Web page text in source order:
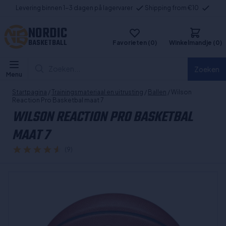
Levering binnen 1-3 dagen på lagervarer Shipping from €10
NORDIC
BASKETBALL Favorieten (0) Winkelmandje (0)
Menu
Startpagina / Trainingsmateriaal en uitrusting / Ballen / Wilson
Reaction Pro Basketbal maat 7
WILSON REACTION PRO BASKETBAL
MAAT 7